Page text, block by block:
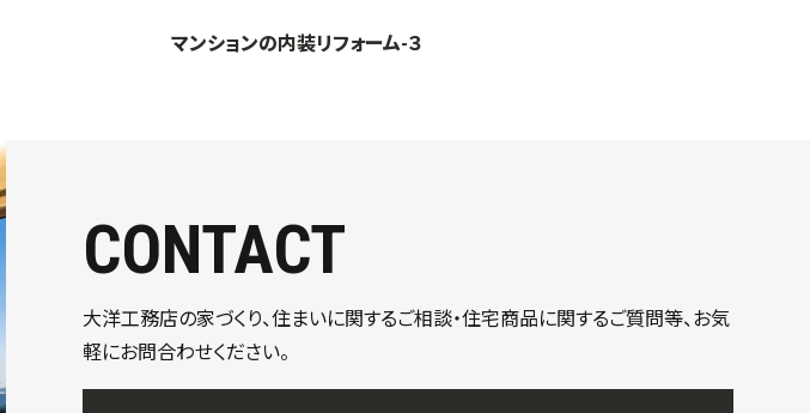
マンションの内装リフォーム-３
CONTACT
大洋工務店の家づくり、住まいに関するご相談・住宅商品に関するご質問等、お気
軽にお問合わせください。